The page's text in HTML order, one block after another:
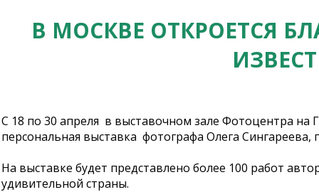
В МОСКВЕ ОТКРОЕТСЯ
С 18 по 30 апреля в выставочном зале Фотоцентра на
персональная выставка фотографа Олега
На выставке будет представлено более 100 работ
удивительной страны.